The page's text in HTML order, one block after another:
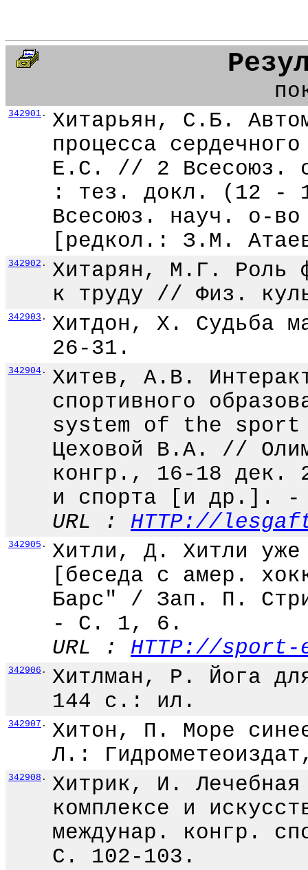
342901 .
Хитарьян, С.Б.
процесса
Е.С. // 2 Всесоюз.
: тез. докл. (12 -
Всесоюз. науч. о-
[редкол.: З.М.
342902 .
Хитарян, М.Г. Роль
к труду // Физ.
342903 .
Хитдон, X. Судьба
26-31.
342904 .
Хитев, А.В.
спортивного
system of the sport
Цеховой В.А. //
конгр., 16-18 дек.
и спорта [и др.].
URL : HTTP://
342905 .
Хитли, Д. Хитли
[беседа с амер.
Барс" / Зап. П.
- С. 1, 6.
URL : HTTP://sport-
342906 .
Хитлман, Р. Йога
144 с.: ил.
342907 .
Хитон, П. Море
Л.:
342908 .
Хитрик, И. Лечебная
комплексе и
междунар. конгр.
С. 102-103.